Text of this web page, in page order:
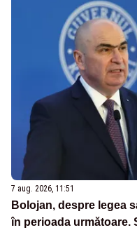
7 aug. 2026, 11:51
Bolojan, despre legea
în perioada următoare.